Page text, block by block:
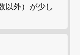
以外）が少し